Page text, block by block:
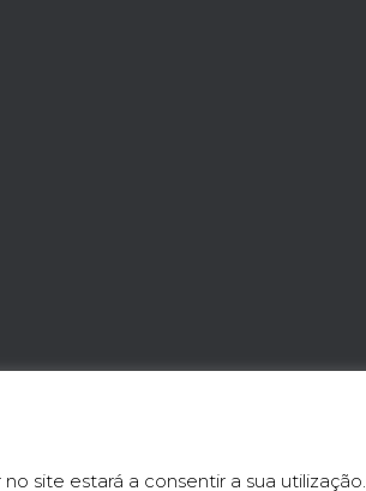
site estará a consentir a sua utilização.